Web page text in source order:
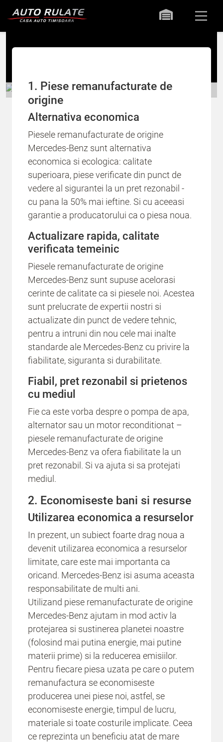
1. Piese remanufacturate de
origine
Alternativa economica
Piesele remanufacturate de origine
Mercedes-Benz sunt alternativa
economica si ecologica: calitate
superioara, piese verificate din punct de
vedere al sigurantei la un pret rezonabil -
cu pana la 50% mai ieftine. Si cu aceeasi
garantie a producatorului ca o piesa noua.
Actualizare rapida, calitate
verificata temeinic
Piesele remanufacturate de origine
Mercedes-Benz sunt supuse acelorasi
cerinte de calitate ca si piesele noi. Acestea
sunt prelucrate de expertii nostri si
actualizate din punct de vedere tehnic,
pentru a intruni din nou cele mai inalte
standarde ale Mercedes-Benz cu privire la
fiabilitate, siguranta si durabilitate.
Fiabil, pret rezonabil si prietenos
cu mediul
Fie ca este vorba despre o pompa de apa,
alternator sau un motor reconditionat –
piesele remanufacturate de origine
Mercedes-Benz va ofera fiabilitate la un
pret rezonabil. Si va ajuta si sa protejati
mediul.
2. Economiseste bani si resurse
Utilizarea economica a resurselor
In prezent, un subiect foarte drag noua a
devenit utilizarea economica a resurselor
limitate, care este mai importanta ca
oricand. Mercedes-Benz isi asuma aceasta
responsabilitate de multi ani.
Utilizand piese remanufacturate de origine
Mercedes-Benz ajutam in mod activ la
protejarea si sustinerea planetei noastre
(folosind mai putina energie, mai putine
materii prime) si la reducerea emisiilor.
Pentru fiecare piesa uzata pe care o putem
remanufactura se economiseste
producerea unei piese noi, astfel, se
economiseste energie, timpul de lucru,
materiale si toate costurile implicate. Ceea
ce reprezinta un beneficiu atat de mare